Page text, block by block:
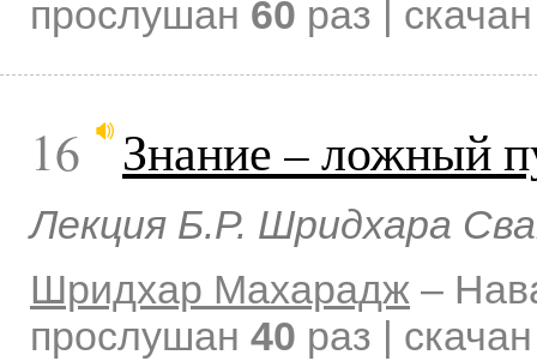
прослушан 60 раз |
16 Знание – ложный
Лекция Б.Р. Шридхара
Шридхар Махарадж –
прослушан 40 раз |